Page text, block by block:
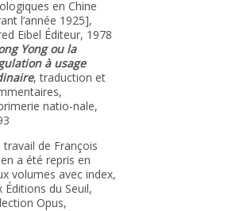
en Chine
l’année 1925],
Eibel Éditeur, 1978
Yong ou la
à usage
, traduction et
natio-nale,
travail de François
a été repris en
volumes avec index,
Éditions du Seuil,
Opus,